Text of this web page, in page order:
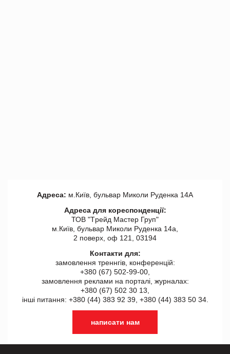
Адреса: м.Київ, бульвар Миколи Руденка 14А
Адреса для кореспонденції:
ТОВ "Tрейд Мастер Груп"
м.Київ, бульвар Миколи Руденка 14а,
2 поверх, оф 121, 03194
Контакти для:
замовлення треннгів, конференцій:
+380 (67) 502-99-00,
замовлення реклами на порталі, журналах:
+380 (67) 502 30 13,
інші питання: +380 (44) 383 92 39, +380 (44) 383 50 34.
написати нам